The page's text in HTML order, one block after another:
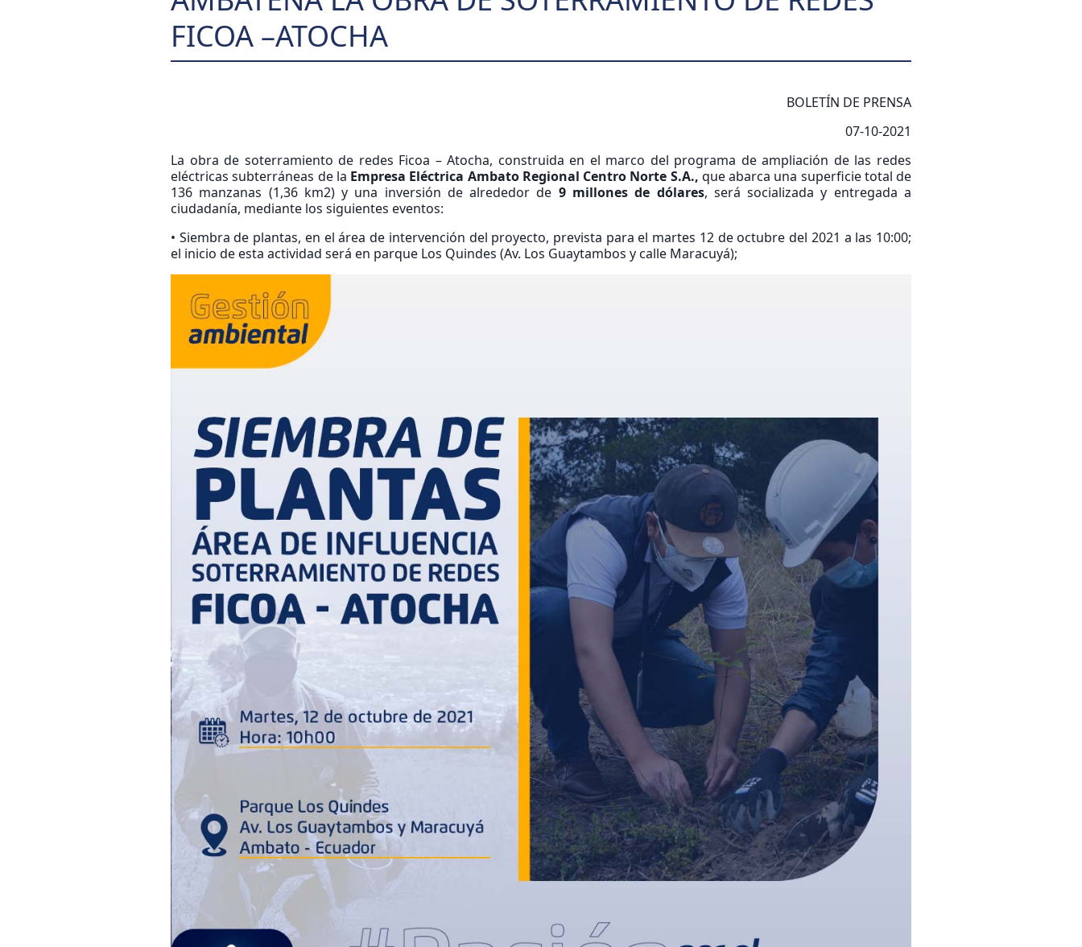
FICOA –ATOCHA
BOLETÍN DE PRENSA
07-10-2021
La obra de soterramiento de redes Ficoa – Atocha, construida en el marco del programa de ampliación de las redes
eléctricas subterráneas de la Empresa Eléctrica Ambato Regional Centro Norte S.A., que abarca una superficie total de
136 manzanas (1,36 km2) y una inversión de alrededor de 9 millones de dólares, será socializada y entregada a
ciudadanía, mediante los siguientes eventos:
• Siembra de plantas, en el área de intervención del proyecto, prevista para el martes 12 de octubre del 2021 a las 10:00;
el inicio de esta actividad será en parque Los Quindes (Av. Los Guaytambos y calle Maracuyá);